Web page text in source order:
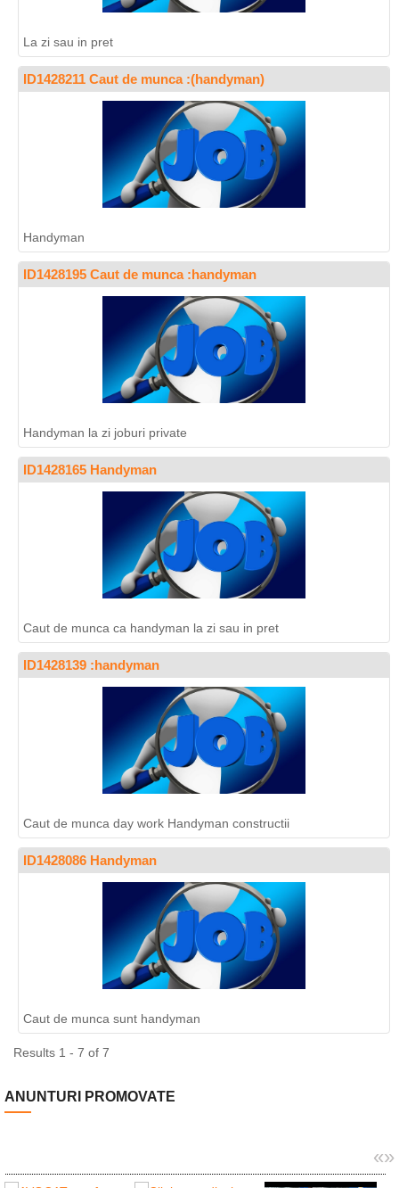
La zi sau in pret
ID1428211 Caut de munca :(handyman)
Handyman
ID1428195 Caut de munca :handyman
Handyman la zi joburi private
ID1428165 Handyman
Caut de munca ca handyman la zi sau in pret
ID1428139 :handyman
Caut de munca day work Handyman constructii
ID1428086 Handyman
Caut de munca sunt handyman
Results 1 - 7 of 7
ANUNTURI PROMOVATE
«»